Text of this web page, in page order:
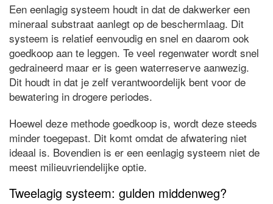
Een eenlagig systeem houdt in dat de dakwerker een
mineraal substraat aanlegt op de beschermlaag. Dit
systeem is relatief eenvoudig en snel en daarom ook
goedkoop aan te leggen. Te veel regenwater wordt snel
gedraineerd maar er is geen waterreserve aanwezig.
Dit houdt in dat je zelf verantwoordelijk bent voor de
bewatering in drogere periodes.
Hoewel deze methode goedkoop is, wordt deze steeds
minder toegepast. Dit komt omdat de afwatering niet
ideaal is. Bovendien is er een eenlagig systeem niet de
meest milieuvriendelijke optie.
Tweelagig systeem: gulden middenweg?